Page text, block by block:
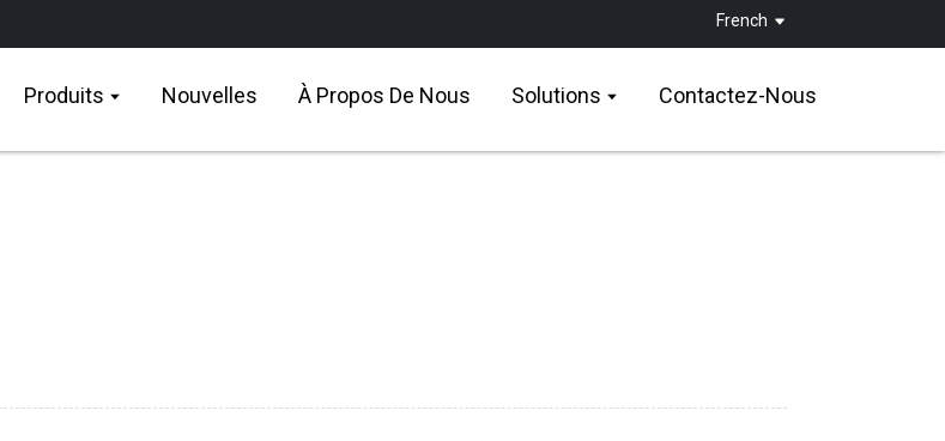
French
Produits Nouvelles À Propos De Nous Solutions Contactez-Nous